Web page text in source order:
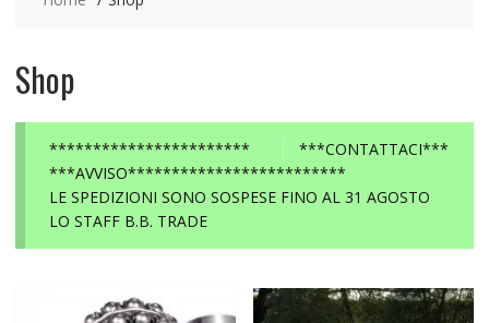
Shop
***CONTATTACI***
***********************
***AVVISO*************************
LE SPEDIZIONI SONO SOSPESE FINO AL 31 AGOSTO
LO STAFF B.B. TRADE